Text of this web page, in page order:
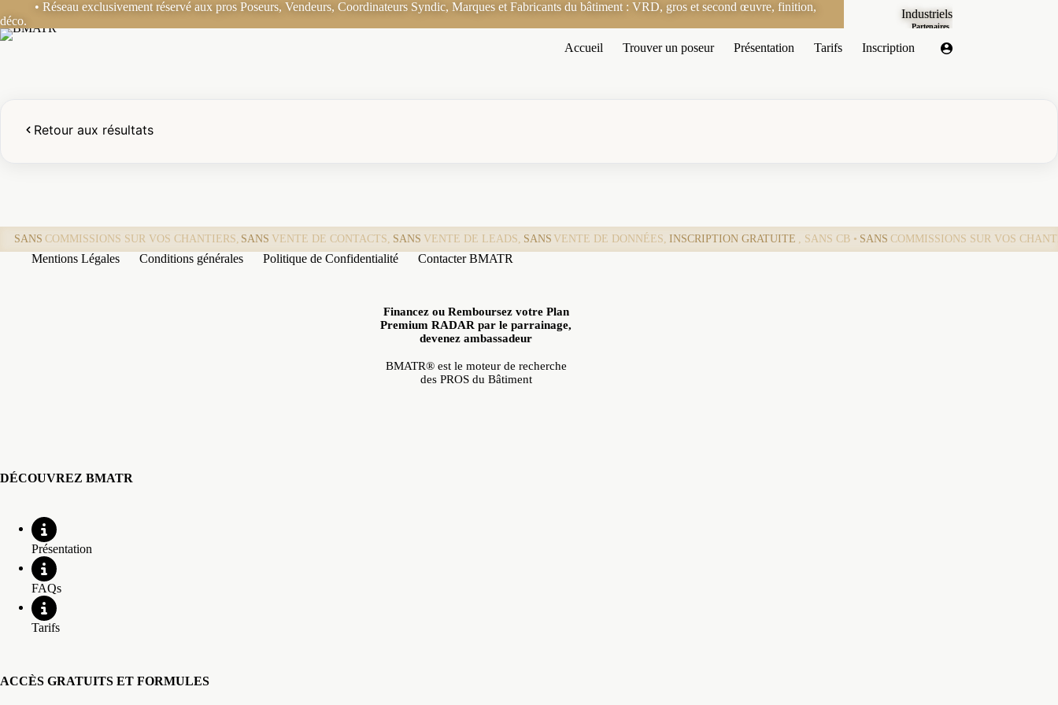
au
contenu
• Réseau exclusivement réservé aux pros Poseurs, Vendeurs, Coordinateurs Syndic, Marques et Fabricants du bâtiment : VRD, gros et second œuvre, finition,
déco.
Industriels
Partenaires
Accueil Trouver un poseur Présentation Tarifs Inscription
Retour aux résultats
SANS COMMISSIONS SUR VOS CHANTIERS, SANS VENTE DE CONTACTS, SANS VENTE DE LEADS, SANS VENTE DE DONNÉES, INSCRIPTION GRATUITE , SANS CB • SANS COMMISSIONS SUR VOS
Mentions Légales Conditions générales Politique de Confidentialité Contacter BMATR
Financez ou Remboursez votre Plan
Premium RADAR par le parrainage,
devenez ambassadeur
BMATR® est le moteur de recherche
des PROS du Bâtiment
DÉCOUVREZ BMATR
Présentation
FAQs
Tarifs
ACCÈS GRATUITS ET FORMULES